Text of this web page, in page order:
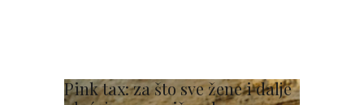
Pink tax: za što sve žene i dalje